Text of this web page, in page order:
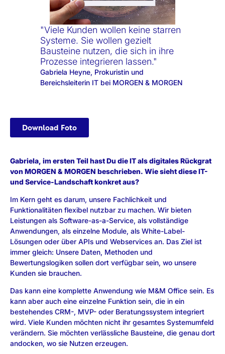
"Viele Kunden wollen keine starren
Systeme. Sie wollen gezielt
Bausteine nutzen, die sich in ihre
Prozesse integrieren lassen."
Gabriela Heyne, Prokuristin und
Bereichsleiterin IT bei MORGEN & MORGEN
Download Foto
Gabriela, im ersten Teil hast Du die IT als digitales Rückgrat
von MORGEN & MORGEN beschrieben. Wie sieht diese IT-
und Service-Landschaft konkret aus?
Im Kern geht es darum, unsere Fachlichkeit und
Funktionalitäten flexibel nutzbar zu machen. Wir bieten
Leistungen als Software-as-a-Service, als vollständige
Anwendungen, als einzelne Module, als White-Label-
Lösungen oder über APIs und Webservices an. Das Ziel ist
immer gleich: Unsere Daten, Methoden und
Bewertungslogiken sollen dort verfügbar sein, wo unsere
Kunden sie brauchen.
Das kann eine komplette Anwendung wie M&M Office sein. Es
kann aber auch eine einzelne Funktion sein, die in ein
bestehendes CRM-, MVP- oder Beratungssystem integriert
wird. Viele Kunden möchten nicht ihr gesamtes Systemumfeld
verändern. Sie möchten verlässliche Bausteine, die genau dort
andocken, wo sie Nutzen erzeugen.